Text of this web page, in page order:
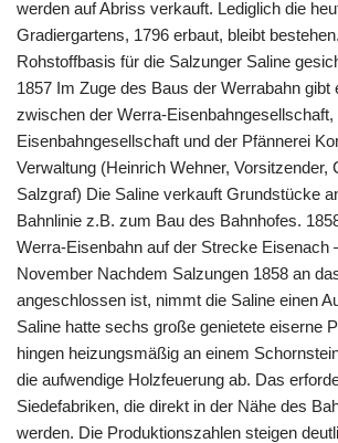
werden auf Abriss verkauft. Lediglich die
Gradiergartens, 1796 erbaut, bleibt
Rohstoffbasis für die Salzunger Saline
1857 Im Zuge des Baus der Werrabahn gibt
zwischen der Werra-
Eisenbahngesellschaft und der Pfännerei
Verwaltung (Heinrich Wehner, Vorsitzender,
Salzgraf) Die Saline verkauft Grundstücke
Bahnlinie z.B. zum Bau des Bahnhofes.
Werra-Eisenbahn auf der Strecke Eisenach
November Nachdem Salzungen 1858 an
angeschlossen ist, nimmt die Saline einen
Saline hatte sechs große genietete eiserne
hingen heizungsmäßig an einem
die aufwendige Holzfeuerung ab. Das
Siedefabriken, die direkt in der Nähe des
werden. Die Produktionszahlen steigen